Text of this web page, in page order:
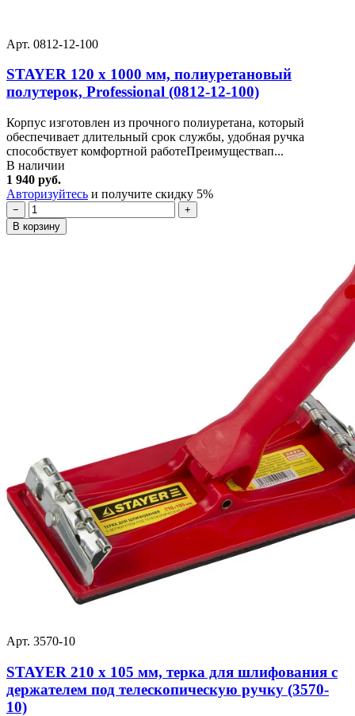
Арт. 0812-12-100
STAYER 120 x 1000 мм, полиуретановый
полутерок, Professional (0812-12-100)
Корпус изготовлен из прочного полиуретана, который
обеспечивает длительный срок службы, удобная ручка
способствует комфортной работеПреимуществап...
В наличии
1 940 руб.
Авторизуйтесь и получите скидку 5%
−
+
В корзину
Арт. 3570-10
STAYER 210 x 105 мм, терка для шлифования с
держателем под телескопическую ручку (3570-
10)